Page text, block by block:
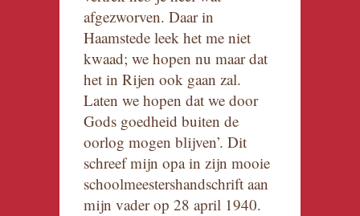
afgezworven. Daar in
Haamstede leek het me niet
kwaad; we hopen nu maar dat
het in Rijen ook gaan zal.
Laten we hopen dat we door
Gods goedheid buiten de
oorlog mogen blijven’. Dit
schreef mijn opa in zijn mooie
schoolmeestershandschrift aan
mijn vader op 28 april 1940.